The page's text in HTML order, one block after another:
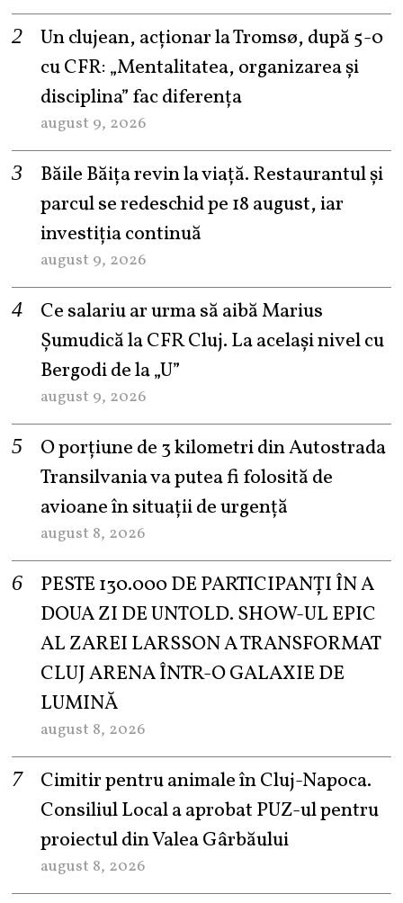
Un clujean, acționar la Tromsø, după 5-0
cu CFR: „Mentalitatea, organizarea și
disciplina” fac diferența
august 9, 2026
Băile Băița revin la viață. Restaurantul și
parcul se redeschid pe 18 august, iar
investiția continuă
august 9, 2026
Ce salariu ar urma să aibă Marius
Șumudică la CFR Cluj. La același nivel cu
Bergodi de la „U”
august 9, 2026
O porțiune de 3 kilometri din Autostrada
Transilvania va putea fi folosită de
avioane în situații de urgență
august 8, 2026
PESTE 130.000 DE PARTICIPANȚI ÎN A
DOUA ZI DE UNTOLD. SHOW-UL EPIC
AL ZAREI LARSSON A TRANSFORMAT
CLUJ ARENA ÎNTR-O GALAXIE DE
LUMINĂ
august 8, 2026
Cimitir pentru animale în Cluj-Napoca.
Consiliul Local a aprobat PUZ-ul pentru
proiectul din Valea Gârbăului
august 8, 2026